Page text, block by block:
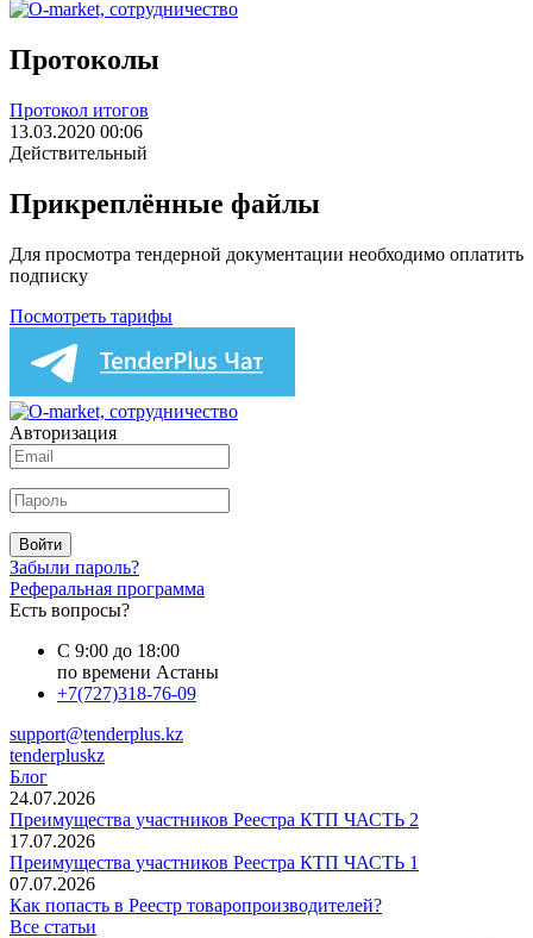
Протоколы
Протокол итогов
13.03.2020 00:06
Действительный
Прикреплённые файлы
Для просмотра тендерной документации необходимо оплатить
подписку
Посмотреть тарифы
Авторизация
Войти
Забыли пароль?
Реферальная программа
Есть вопросы?
С 9:00 до 18:00
по времени Астаны
+7(727)318-76-09
support@tenderplus.kz
tenderpluskz
Блог
24.07.2026
Преимущества участников Реестра КТП ЧАСТЬ 2
17.07.2026
Преимущества участников Реестра КТП ЧАСТЬ 1
07.07.2026
Как попасть в Реестр товаропроизводителей?
Все статьи